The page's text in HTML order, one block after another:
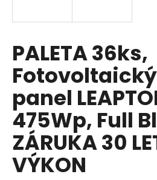
PALETA 36ks,
panel
475Wp, Full
ZÁRUKA 30
VÝKON
í
t
?
HLEDAT